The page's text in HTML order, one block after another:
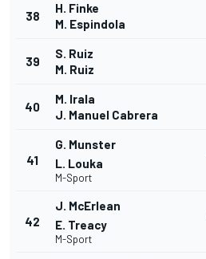
38
H. Finke
M. Espindola
39
S. Ruiz
M. Ruiz
40
M. Irala
J. Manuel Cabrera
41
G. Munster
L. Louka
M-Sport
42
J. McErlean
E. Treacy
M-Sport